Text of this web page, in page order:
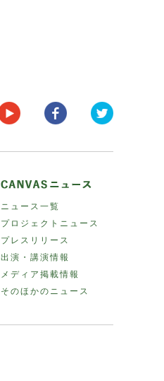
ニュース一覧
プロジェクトニュース
プレスリリース
出演・講演情報
メディア掲載情報
そのほかのニュース